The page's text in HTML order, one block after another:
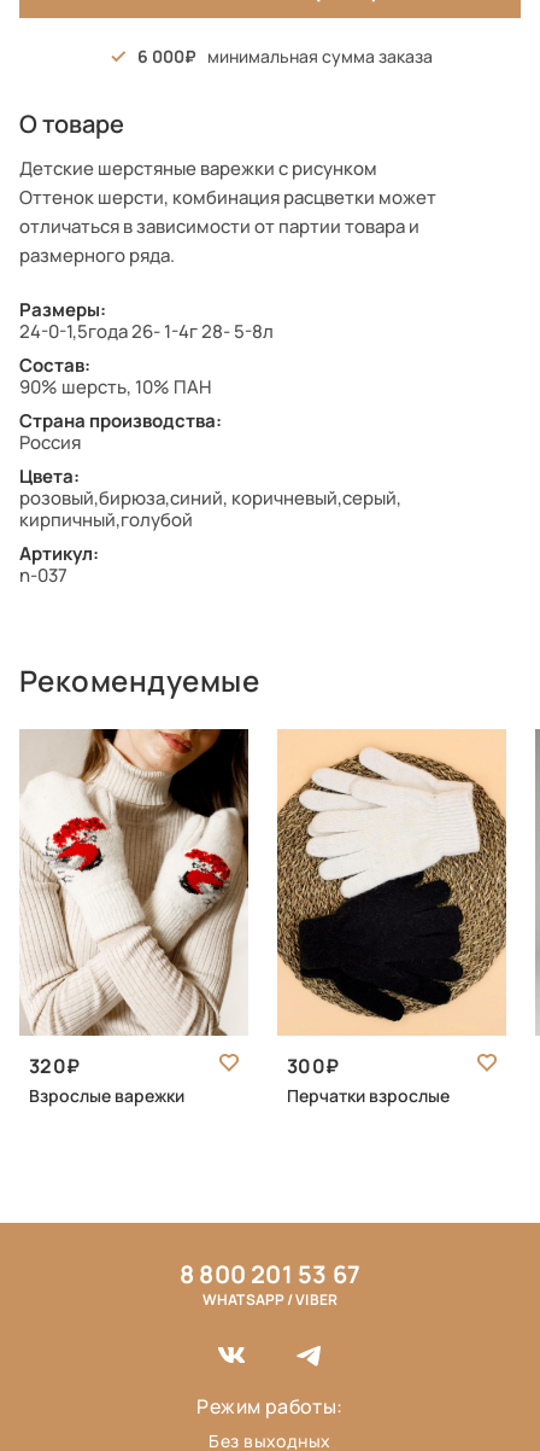
6 000 минимальная сумма заказа
О товаре
Детские шерстяные варежки с рисунком
Оттенок шерсти, комбинация расцветки может
отличаться в зависимости от партии товара и
размерного ряда.
Размеры:
24-0-1,5года 26- 1-4г 28- 5-8л
Состав:
90% шерсть, 10% ПАН
Страна производства:
Россия
Цвета:
розовый,бирюза,синий, коричневый,серый,
кирпичный,голубой
Артикул:
n-037
Рекомендуемые
320
Взрослые варежки
300
Перчатки взрослые
8 800 201 53 67
WHATSAPP / VIBER
Режим работы:
Без выходных